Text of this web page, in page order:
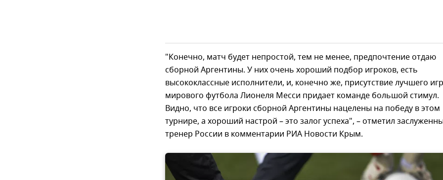
"Конечно, матч будет непростой, тем не менее, предпочтение отдаю
сборной Аргентины. У них очень хороший подбор игроков, есть
высококлассные исполнители, и, конечно же, присутствие лучшего
мирового футбола Лионеля Месси придает команде большой стимул.
Видно, что все игроки сборной Аргентины нацелены на победу в этом
турнире, а хороший настрой – это залог успеха", – отметил
тренер России в комментарии РИА Новости Крым.